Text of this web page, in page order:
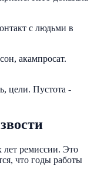
с людьми в
акампросат.
цели. Пустота -
лет ремиссии. Это
что годы работы